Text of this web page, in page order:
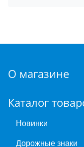
О магазине
Каталог
Новинки
Дорожные знаки